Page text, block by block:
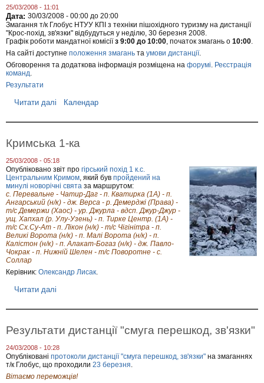
і
т
н
я
у
ж
е
.
.
.
і
к
а
ц
і
й
н
д
и
м
о
г
и
25/03/2008 - 11:01
Дата: 30/03/2008 - 00:00 до 20:00
Змагання т/к Глобус НТУУ КПІ з техніки пішохідного туризму на дистанції
"Крос-похід, зв'язки" відбудуться у неділю, 30 березня 2008.
Графік роботи мандатної комісіїз 9:00 до 10:00 , початок змагань о 10:00
На сайті доступне положення змагань та умови дистанції.
Обговорення та додаткова інформація розміщена на форумі Реєстрація
команд
Результати
Читати далі
о
м
а
а
н
н
я
т
/
к
Г
л
о
б
с
п
х
і
д
,
Календар
Кримська 1-ка
25/03/2008 - 05:18
Опубліковано звіт про гірський похід 1 к.с.
Центральним Кримом , який був пройдений на
минулі новорічні свята за маршрутом:
с. Перевальне - Чатир-Даг - п. Кватирка (1А) - п.
Ангарський (н/к) - дж. Верса - р. Демерджі (Права) -
т/с Демержи (Хаос) - ур. Джурла - вдсп. Джур-Джур -
ущ. Хапхал (р. Улу-Узень) - п. Тирке Центр. (1А) -
т/с Сх.Су-Ат - п. Лікон (н/к) - т/с Чігінітра - п.
Великі Ворота (н/к) - п. Малі Ворота (н/к) - п.
Калістон (н/к) - п. Алакат-Богаз (н/к) - дж. Павло-
Чокрак - п. Нижній Шелен - т/с Поворотне - с.
Соллар
Керівник: Олександр Лисак
Читати далі
о
и
с
ь
к
а
Результати дистанції "смуга перешкод, зв'язки"
24/03/2008 - 10:28
Опубліковані протоколи дистанції "смуга перешкод, зв'язки" на змаганнях
т/к Глобус, що проходили 23 березня
Вітаємо переможців!